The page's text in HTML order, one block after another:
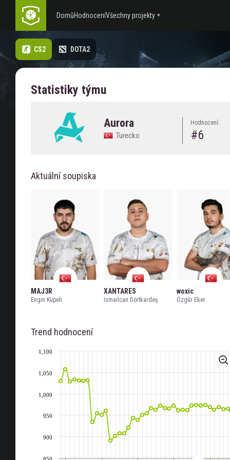
DomůHodnoceníVšechny projekty
CS2 DOTA2
Statistiky týmu
Aurora
Turecko
Hodnocení:
#6
Aktuální soupiska
MAJ3R
Engin Küpeli
XANTARES
Ismailcan Dörtkardeş
woxic
Özgür Eker
Trend hodnocení
850
900
950
1,000
1,050
1,100